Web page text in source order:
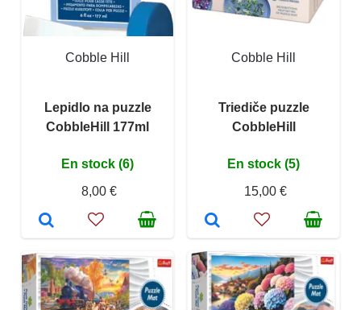
Cobble Hill
Lepidlo na puzzle
CobbleHill 177ml
En stock (6)
8,00 €
Cobble Hill
Triediče puzzle
CobbleHill
En stock (5)
15,00 €